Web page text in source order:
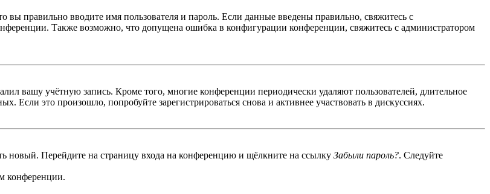
правильно вводите имя пользователя и пароль. Если данные введены правильно, свяжитесь с
Также возможно, что допущена ошибка в конфигурации конференции, свяжитесь с администратором
вашу учётную запись. Кроме того, многие конференции периодически удаляют пользователей, длительное
это произошло, попробуйте зарегистрироваться снова и активнее участвовать в дискуссиях.
новый. Перейдите на страницу входа на конференцию и щёлкните на ссылку Забыли пароль?. Следуйте
конференции.